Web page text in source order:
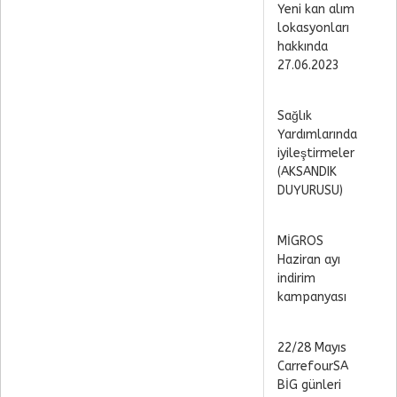
Yeni kan alım
lokasyonları
hakkında
27.06.2023
Sağlık
Yardımlarında
iyileştirmeler
(AKSANDIK
DUYURUSU)
MİGROS
Haziran ayı
indirim
kampanyası
22/28 Mayıs
CarrefourSA
BİG günleri